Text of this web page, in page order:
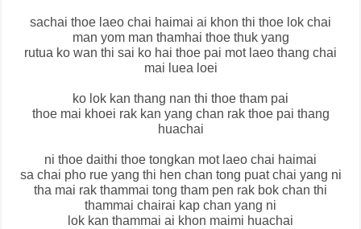
sachai thoe laeo chai haimai ai khon thi thoe lok chai
man yom man thamhai thoe thuk yang
rutua ko wan thi sai ko hai thoe pai mot laeo thang chai
mai luea loei
ko lok kan thang nan thi thoe tham pai
thoe mai khoei rak kan yang chan rak thoe pai thang
huachai
ni thoe daithi thoe tongkan mot laeo chai haimai
sa chai pho rue yang thi hen chan tong puat chai yang ni
tha mai rak thammai tong tham pen rak bok chan thi
thammai chairai kap chan yang ni
lok kan thammai ai khon maimi huachai